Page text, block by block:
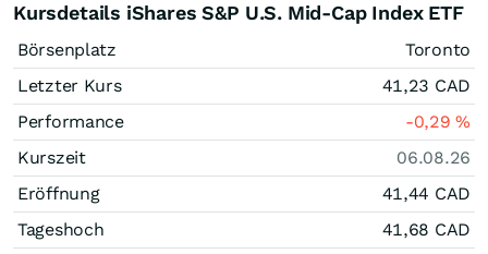
Kursdetails iShares S&P U.S. Mid-Cap Index ETF
Börsenplatz
Toronto
Letzter Kurs
41,23 CAD
Performance
-0,29%
Kurszeit
06.08.26
Eröffnung
41,44 CAD
Tageshoch
41,68 CAD